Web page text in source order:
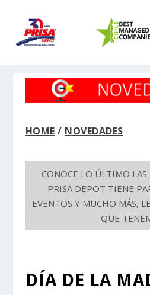
HOME / NOVEDADES
CONOCE LO ÚLTIMO LAS
PRISA DEPOT TIENE
EVENTOS Y MUCHO MÁS,
QUE
DÍA DE LA